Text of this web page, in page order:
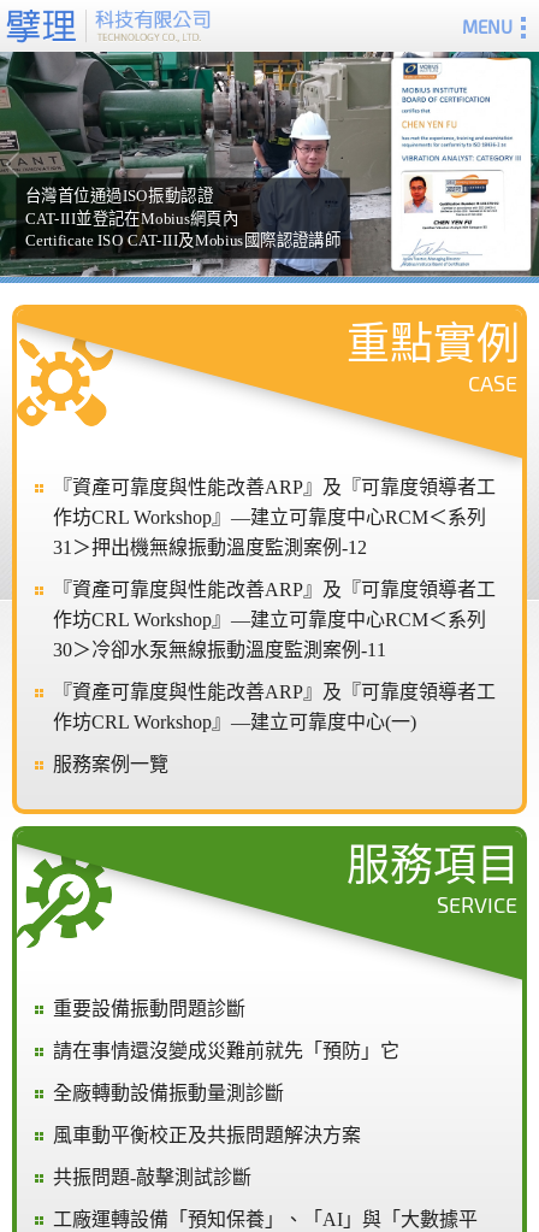
MENU
台灣首位通過ISO振動認證
CAT-III並登記在Mobius網頁內
Certificate ISO CAT-III及Mobius國際認證講師
重點實例
CASE
『資產可靠度與性能改善ARP』及『可靠度領導者工
作坊CRL Workshop』—建立可靠度中心RCM＜系列
31＞押出機無線振動溫度監測案例-12
『資產可靠度與性能改善ARP』及『可靠度領導者工
作坊CRL Workshop』—建立可靠度中心RCM＜系列
30＞冷卻水泵無線振動溫度監測案例-11
『資產可靠度與性能改善ARP』及『可靠度領導者工
作坊CRL Workshop』—建立可靠度中心(一)
服務案例一覽
服務項目
SERVICE
重要設備振動問題診斷
請在事情還沒變成災難前就先「預防」它
全廠轉動設備振動量測診斷
風車動平衡校正及共振問題解決方案
共振問題-敲擊測試診斷
工廠運轉設備「預知保養」、「AI」與「大數據平